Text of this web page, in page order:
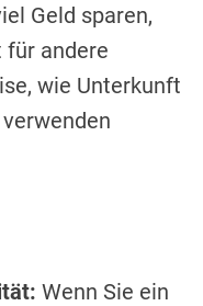
Geld sparen,
für andere
wie Unterkunft
Wenn Sie ein